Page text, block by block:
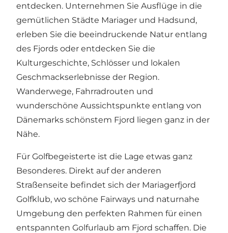
entdecken. Unternehmen Sie Ausflüge in die
gemütlichen Städte Mariager und Hadsund,
erleben Sie die beeindruckende Natur entlang
des Fjords oder entdecken Sie die
Kulturgeschichte, Schlösser und lokalen
Geschmackserlebnisse der Region.
Wanderwege, Fahrradrouten und
wunderschöne Aussichtspunkte entlang von
Dänemarks schönstem Fjord liegen ganz in der
Nähe.
Für Golfbegeisterte ist die Lage etwas ganz
Besonderes. Direkt auf der anderen
Straßenseite befindet sich der Mariagerfjord
Golfklub, wo schöne Fairways und naturnahe
Umgebung den perfekten Rahmen für einen
entspannten Golfurlaub am Fjord schaffen. Die